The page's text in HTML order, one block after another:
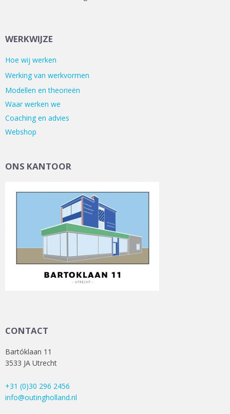
WERKWIJZE
Hoe wij werken
Werking van werkvormen
Modellen en theorieën
Waar werken we
Coaching en advies
Webshop
ONS KANTOOR
CONTACT
Bartóklaan 11
3533 JA Utrecht
+31 (0)30 296 2456
info@outingholland.nl